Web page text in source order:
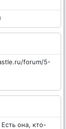
forum/5-
она, кто-